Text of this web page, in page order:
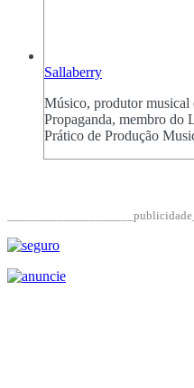
Sallaberry
Músico, produtor musical
Propaganda, membro do
Prático de Produção